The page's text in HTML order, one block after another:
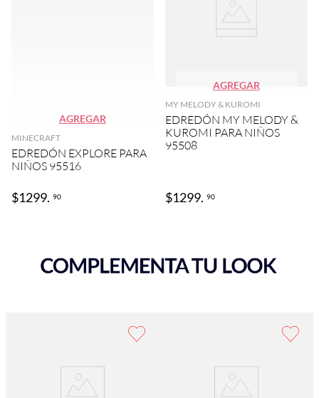
AGREGAR
MINECRAFT
EDREDÓN EXPLORE PARA
NIÑOS 95516
$1299. 90
AGREGAR
MY MELODY & KUROMI
EDREDÓN MY MELODY &
KUROMI PARA NIÑOS
95508
$1299. 90